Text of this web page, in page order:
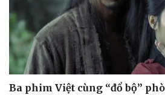
Ba phim Việt cùng “đổ bộ”